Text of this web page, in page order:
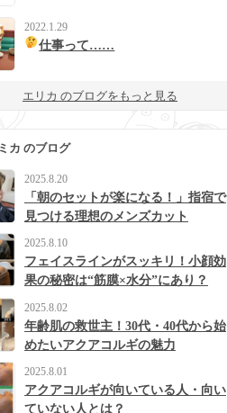
2022.1.29
仕事って……
エリカ のブログをもっと見る
カ のブログ
2025.8.20
「朝のセットが楽になる！」指宿で
見つける理想のメンズカット
2025.8.10
フェイスラインがスッキリ！小顔効
果の秘密は“筋膜×水分”にあり？
2025.8.02
年齢肌の救世主！30代・40代から始
めたいアクアコルギの魅力
2025.8.01
アクアコルギが向いている人・向い
ていない人とは？